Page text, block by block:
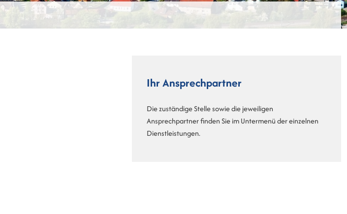
Ihr Ansprechpartner
Die zuständige Stelle sowie die jeweiligen
Ansprechpartner finden Sie im Untermenü der einzelnen
Dienstleistungen.